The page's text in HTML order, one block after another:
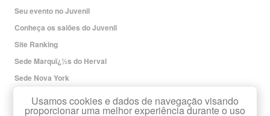
Seu evento no Juvenil
Conheça os salões do Juvenil
Site Ranking
Sede Marquï¿½s do Herval
Sede Nova York
Usamos cookies e dados de navegação visando
proporcionar uma melhor experiência durante o uso